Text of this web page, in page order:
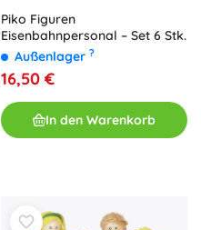
Piko Figuren
Eisenbahnpersonal – Set 6 Stk.
Außenlager ?
16,50 €
In den Warenkorb